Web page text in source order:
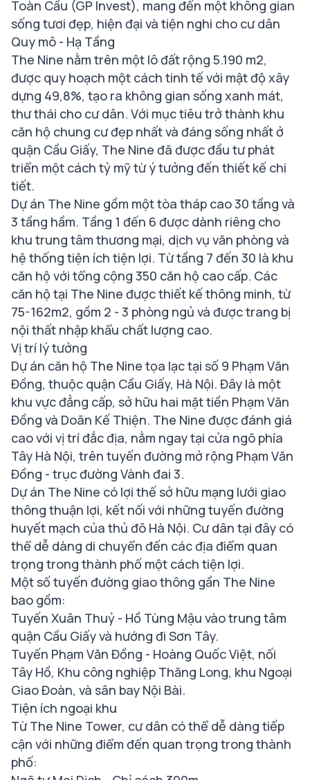
Toàn Cầu (GP Invest), mang đến một không gian
sống tươi đẹp, hiện đại và tiện nghi cho cư dân
Quy mô - Hạ Tầng
The Nine nằm trên một lô đất rộng 5.190 m2,
được quy hoạch một cách tinh tế với mật độ xây
dựng 49,8%, tạo ra không gian sống xanh mát,
thư thái cho cư dân. Với mục tiêu trở thành khu
căn hộ chung cư đẹp nhất và đáng sống nhất ở
quận Cầu Giấy, The Nine đã được đầu tư phát
triển một cách tỷ mỹ từ ý tưởng đến thiết kế chi
tiết.
Dự án The Nine gồm một tòa tháp cao 30 tầng và
3 tầng hầm. Tầng 1 đến 6 được dành riêng cho
khu trung tâm thương mại, dịch vụ văn phòng và
hệ thống tiện ích tiện lợi. Từ tầng 7 đến 30 là khu
căn hộ với tổng cộng 350 căn hộ cao cấp. Các
căn hộ tại The Nine được thiết kế thông minh, từ
75-162m2, gồm 2 - 3 phòng ngủ và được trang bị
nội thất nhập khẩu chất lượng cao.
Vị trí lý tưởng
Dự án căn hộ The Nine tọa lạc tại số 9 Phạm Văn
Đồng, thuộc quận Cầu Giấy, Hà Nội. Đây là một
khu vực đẳng cấp, sở hữu hai mặt tiền Phạm Văn
Đồng và Doãn Kế Thiện. The Nine được đánh giá
cao với vị trí đắc địa, nằm ngay tại cửa ngõ phía
Tây Hà Nội, trên tuyến đường mở rộng Phạm Văn
Đồng - trục đường Vành đai 3.
Dự án The Nine có lợi thế sở hữu mạng lưới giao
thông thuận lợi, kết nối với những tuyến đường
huyết mạch của thủ đô Hà Nội. Cư dân tại đây có
thể dễ dàng di chuyển đến các địa điểm quan
trọng trong thành phố một cách tiện lợi.
Một số tuyến đường giao thông gần The Nine
bao gồm:
Tuyến Xuân Thuỷ - Hồ Tùng Mậu vào trung tâm
quận Cầu Giấy và hướng đi Sơn Tây.
Tuyến Phạm Văn Đồng - Hoàng Quốc Việt, nối
Tây Hồ, Khu công nghiệp Thăng Long, khu Ngoại
Giao Đoàn, và sân bay Nội Bài.
Tiện ích ngoại khu
Từ The Nine Tower, cư dân có thể dễ dàng tiếp
cận với những điểm đến quan trọng trong thành
phố: